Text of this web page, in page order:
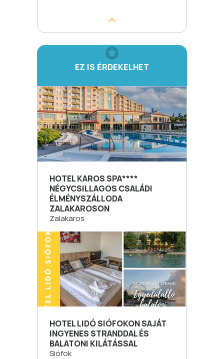
EZ IS ÉRDEKELHET
HOTEL KAROS SPA****
NÉGYCSILLAGOS CSALÁDI
ÉLMÉNYSZÁLLODA
ZALAKAROSON
Zalakaros
HOTEL LIDÓ SIÓFOKON SAJÁT
INGYENES STRANDDAL ÉS
BALATONI KILÁTÁSSAL
Siófok